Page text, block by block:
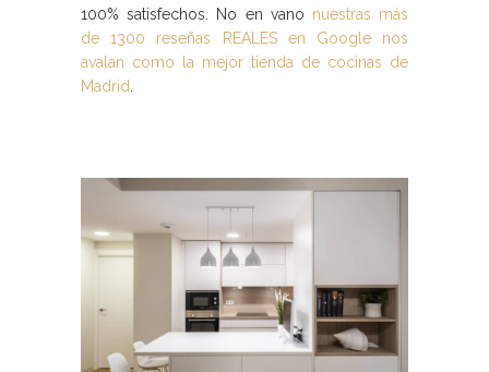
100% satisfechos. No en vano nuestras más
de 1300 reseñas REALES en Google nos
avalan como la mejor tienda de cocinas de
Madrid